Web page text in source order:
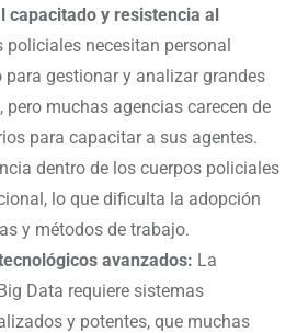
capacitado y resistencia al
policiales necesitan personal
gestionar y analizar grandes
pero muchas agencias carecen de
para capacitar a sus agentes.
dentro de los cuerpos policiales
lo que dificulta la adopción
y métodos de trabajo.
avanzados: La
Data requiere sistemas
y potentes, que muchas